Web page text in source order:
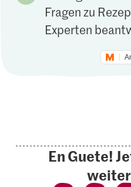
Fragen zu
Experten
En Guete!